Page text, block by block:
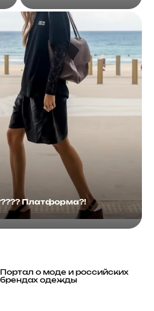
Платформа?!
Портал о моде и российских
брендах одежды